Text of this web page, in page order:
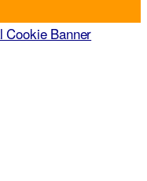
Cookie Banner